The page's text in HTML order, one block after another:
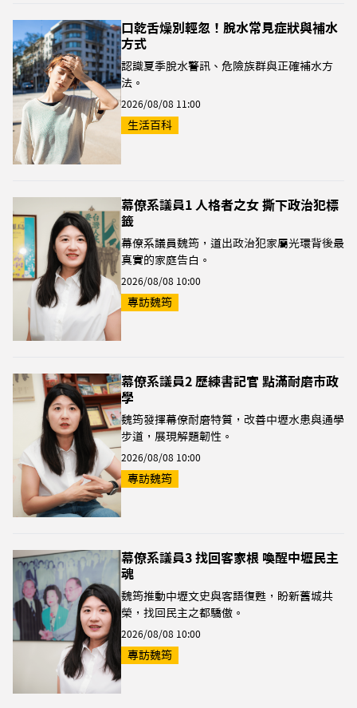
口乾舌燥別輕忽！脫水常見症狀與補水
方式
認識夏季脫水警訊、危險族群與正確補水方
法。
2026/08/08 11:00
生活百科
幕僚系議員1 人格者之女 撕下政治犯標
籤
幕僚系議員魏筠，道出政治犯家屬光環背後最
真實的家庭告白。
2026/08/08 10:00
專訪魏筠
幕僚系議員2 歷練書記官 點滿耐磨市政
學
魏筠發揮幕僚耐磨特質，改善中壢水患與通學
步道，展現解題韌性。
2026/08/08 10:00
專訪魏筠
幕僚系議員3 找回客家根 喚醒中壢民主
魂
魏筠推動中壢文史與客語復甦，盼新舊城共
榮，找回民主之都驕傲。
2026/08/08 10:00
專訪魏筠